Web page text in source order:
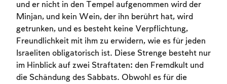
und er nicht in den Tempel aufgenommen wird der
Minjan, und kein Wein, der ihn berührt hat, wird
getrunken, und es besteht keine Verpflichtung,
Freundlichkeit mit ihm zu erwidern, wie es für jeden
Israeliten obligatorisch ist. Diese Strenge besteht nur
im Hinblick auf zwei Straftaten: den Fremdkult und
die Schändung des Sabbats. Obwohl es für die